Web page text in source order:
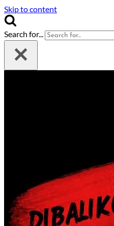
Skip to content
Search for...